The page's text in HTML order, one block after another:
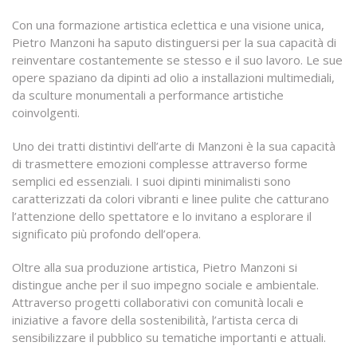
Con una formazione artistica eclettica e una visione unica,
Pietro Manzoni ha saputo distinguersi per la sua capacità di
reinventare costantemente se stesso e il suo lavoro. Le sue
opere spaziano da dipinti ad olio a installazioni multimediali,
da sculture monumentali a performance artistiche
coinvolgenti.
Uno dei tratti distintivi dell’arte di Manzoni è la sua capacità
di trasmettere emozioni complesse attraverso forme
semplici ed essenziali. I suoi dipinti minimalisti sono
caratterizzati da colori vibranti e linee pulite che catturano
l’attenzione dello spettatore e lo invitano a esplorare il
significato più profondo dell’opera.
Oltre alla sua produzione artistica, Pietro Manzoni si
distingue anche per il suo impegno sociale e ambientale.
Attraverso progetti collaborativi con comunità locali e
iniziative a favore della sostenibilità, l’artista cerca di
sensibilizzare il pubblico su tematiche importanti e attuali.